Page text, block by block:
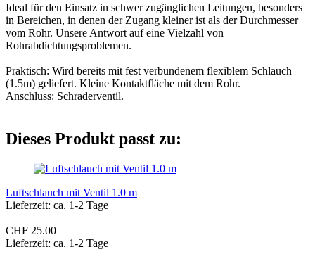
Ideal für den Einsatz in schwer zugänglichen Leitungen, besonders
in Bereichen, in denen der Zugang kleiner ist als der Durchmesser
vom Rohr. Unsere Antwort auf eine Vielzahl von
Rohrabdichtungsproblemen.
Praktisch: Wird bereits mit fest verbundenem flexiblem Schlauch
(1.5m) geliefert. Kleine Kontaktfläche mit dem Rohr.
Anschluss: Schraderventil.
Dieses Produkt passt zu:
Luftschlauch mit Ventil 1.0 m
Lieferzeit: ca. 1-2 Tage
CHF 25.00
Lieferzeit: ca. 1-2 Tage